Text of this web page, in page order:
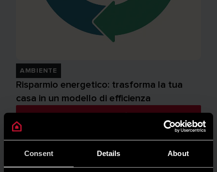
Consent Details About
AMBIENTE
Risparmio energetico: trasforma la tua
casa in un modello di efficienza